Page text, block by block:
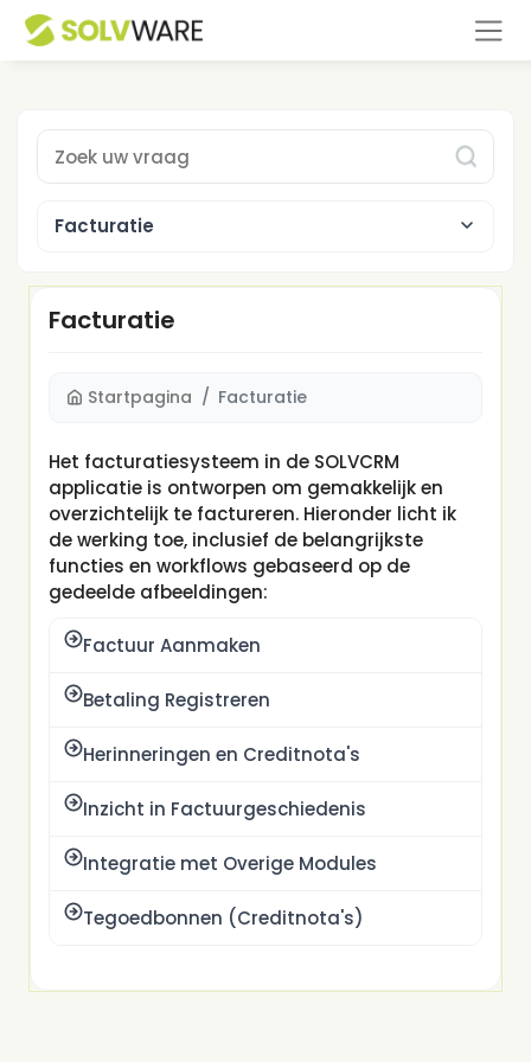
Facturatie
Facturatie
Startpagina Facturatie
Het facturatiesysteem in de SOLVCRM
applicatie is ontworpen om gemakkelijk en
overzichtelijk te factureren. Hieronder licht ik
de werking toe, inclusief de belangrijkste
functies en workflows gebaseerd op de
gedeelde afbeeldingen:
Factuur Aanmaken
Betaling Registreren
Herinneringen en Creditnota's
Inzicht in Factuurgeschiedenis
Integratie met Overige Modules
Tegoedbonnen (Creditnota's)